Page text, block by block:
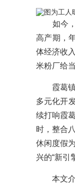
如今，
高产期，
体经济收
米粉厂给
霞葛镇
多元化开
续打响霞
时，整合
休闲度假
兴的“新引
本文介